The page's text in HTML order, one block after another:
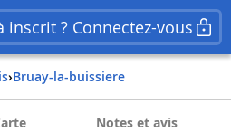
inscrit ? Connectez-vous
› bruay-la-buissiere
Notes et avis